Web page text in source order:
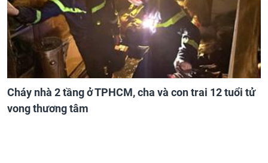
Cháy nhà 2 tầng ở TPHCM, cha và con trai 12 tuổi tử
vong thương tâm